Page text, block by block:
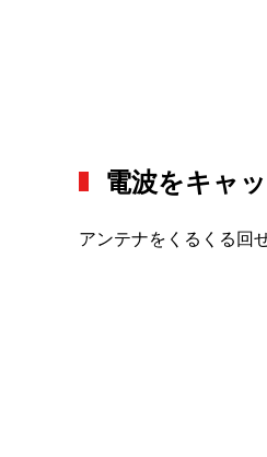
電波をキャ
アンテナをくるくる回